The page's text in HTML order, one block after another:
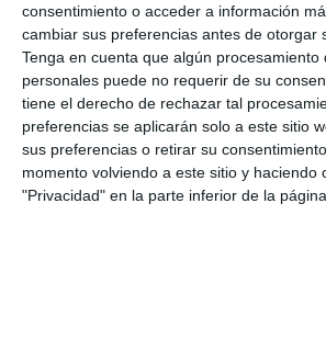
consentimiento o acceder a información
cambiar sus preferencias antes de otorgar
Tenga en cuenta que algún procesamiento
personales puede no requerir de su
tiene el derecho de rechazar tal
preferencias se aplicarán solo a este sitio
sus preferencias o retirar su
momento volviendo a este sitio y haciendo
"Privacidad" en la parte inferior de la